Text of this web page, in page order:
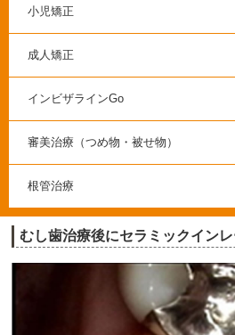
小児矯正
成人矯正
インビザラインGo
審美治療（つめ物・被せ物）
根管治療
むし歯治療後にセラミックイン